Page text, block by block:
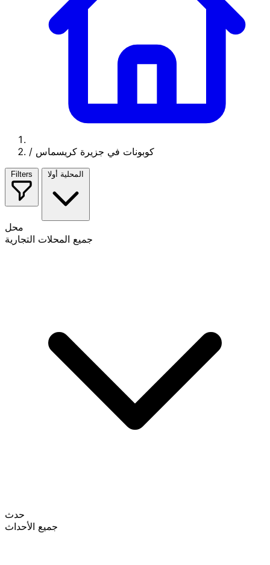
/ كوبونات في جزيرة كريسماس
Filters المحلية أولا
محل
جميع المحلات التجارية
حدث
جميع الأحداث